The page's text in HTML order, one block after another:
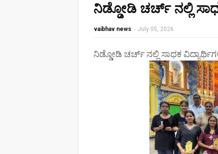
ನಿಡ್ಡೋಡಿ ಚರ್ಚ್ ನಲ್ಲಿ
vaibhav news - July 05, 2026
ನಿಡ್ಡೋಡಿ ಚರ್ಚ್ ನಲ್ಲಿ ಸಾಧಕ